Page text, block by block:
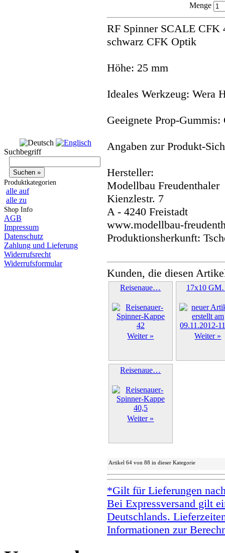
Suchbegriff
Produktkategorien
alle auf
alle zu
Shop Info
AGB
Impressum
Datenschutz
Zahlung und Lieferung
Widerrufsrecht
Widerrufsformular
Menge
RF Spinner SCALE CFK
schwarz CFK Optik
Höhe: 25 mm
Ideales Werkzeug: Wera
Geeignete Prop-Gummis:
Angaben zur Produkt-
Hersteller:
Modellbau Freudenthaler
Kienzlestr. 7
A - 4240 Freistadt
www.modellbau-
Produktionsherkunft:
Kunden, die diesen
Reisenaue…
Weiter »
17x10
Weiter »
Reisenaue…
Weiter »
Artikel 64 von 88 in dieser Kategorie
*Gilt für Lieferungen
Bei Expressversand gilt
Deutschlands.
Informationen zur